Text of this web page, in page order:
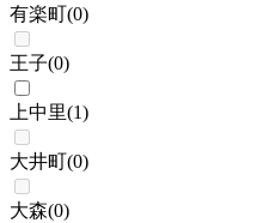
有楽町(0)
王子(0)
上中里(1)
大井町(0)
大森(0)